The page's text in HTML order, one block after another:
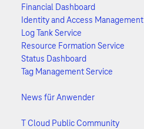
Financial Dashboard
Identity and Access Management
Log Tank Service
Resource Formation Service
Status Dashboard
Tag Management Service
News für Anwender
T Cloud Public Community